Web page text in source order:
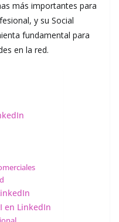
más importantes para
y su Social
fundamental para
en la red.
en LinkedIn